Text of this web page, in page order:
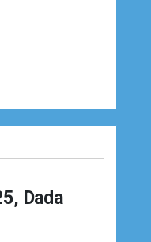
Dada